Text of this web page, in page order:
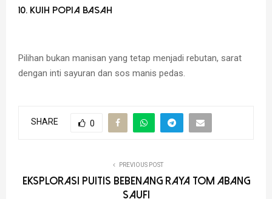
10. Kuih Popia Basah
Pilihan bukan manisan yang tetap menjadi rebutan, sarat
dengan inti sayuran dan sos manis pedas.
SHARE 0
PREVIOUS POST
Eksplorasi Puitis Bebenang Raya Tom Abang
Saufi